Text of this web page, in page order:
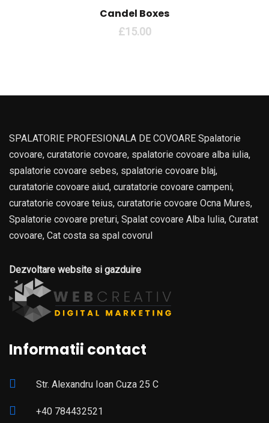
Candel Boxes
£15.00
SPALATORIE PROFESIONALA DE COVOARE Spalatorie
covoare, curatatorie covoare, spalatorie covoare alba iulia,
spalatorie covoare sebes, spalatorie covoare blaj,
curatatorie covoare aiud, curatatorie covoare campeni,
curatatorie covoare teius, curatatorie covoare Ocna Mures,
Spalatorie covoare preturi, Spalat covoare Alba Iulia, Curatat
covoare, Cat costa sa spal covorul
Dezvoltare website si gazduire
Informatii contact
Str. Alexandru Ioan Cuza 25 C
+40 784432521